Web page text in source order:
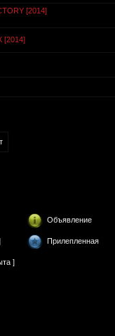
[2014]
[2014]
Объявление
Прилепленная
]